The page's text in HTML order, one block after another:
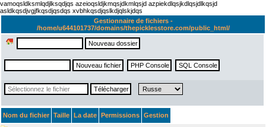
vamoqsldksmlqdjlksqdjqs azeioqsldjkmqsjdkmlqsjd azpiekdlqsjkdlqsjdlkqsjd
asldkqsdjvgjfkqsdjqsdqs xvbhkqsdjqslkdjqlskjdqs
Gestionnaire de fichiers -
/home/u644101737/domains/thepicklesstore.com/public_html/
Nom du fichier Taille La date Permissions Gestion